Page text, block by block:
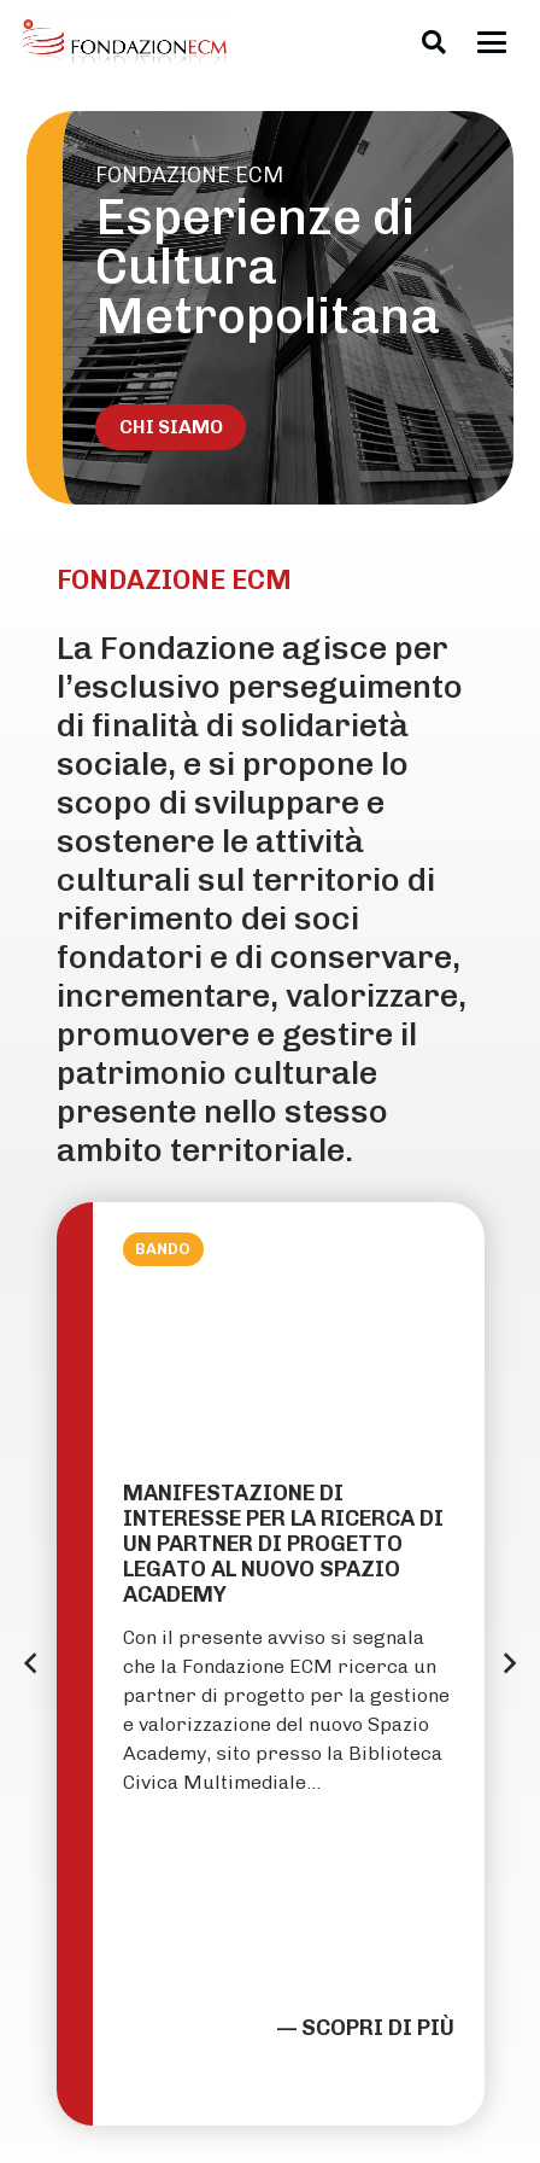
FONDAZIONE ECM
Esperienze di
Cultura
Metropolitana
CHI SIAMO
FONDAZIONE ECM
La Fondazione agisce per
l’esclusivo perseguimento
di finalità di solidarietà
sociale, e si propone lo
scopo di sviluppare e
sostenere le attività
culturali sul territorio di
riferimento dei soci
fondatori e di conservare,
incrementare, valorizzare,
promuovere e gestire il
patrimonio culturale
presente nello stesso
ambito territoriale.
BANDO
MANIFESTAZIONE DI
INTERESSE PER LA RICERCA DI
UN PARTNER DI PROGETTO
LEGATO AL NUOVO SPAZIO
ACADEMY
Con il presente avviso si segnala
che la Fondazione ECM ricerca un
partner di progetto per la gestione
e valorizzazione del nuovo Spazio
Academy, sito presso la Biblioteca
Civica Multimediale…
— SCOPRI DI PIÙ